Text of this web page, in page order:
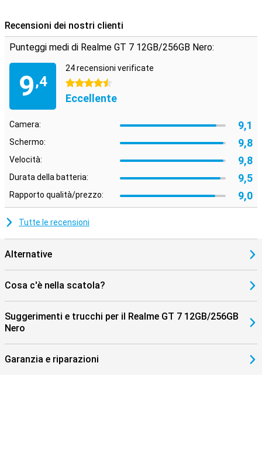
fluide. Questo smartphone vi permette di rimanere in contatto con
amici e familiari, di lavorare senza interruzioni e di trasmettere i
vostri contenuti preferiti senza intoppi.
Recensioni dei nostri clienti
Punteggi medi di Realme GT 7 12GB/256GB Nero:
9,4
24 recensioni verificate
4.5 stelle
Eccellente
Camera: 9,1
Schermo: 9,8
Velocità: 9,8
Durata della batteria: 9,5
Rapporto qualità/prezzo: 9,0
Tutte le recensioni
Alternative
Cosa c'è nella scatola?
Suggerimenti e trucchi per il Realme GT 7 12GB/256GB
Nero
Garanzia e riparazioni